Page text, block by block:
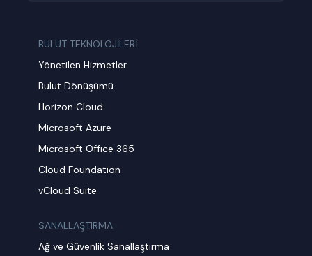
BULUT TEKNOLOJİLERİ
Yönetilen Hizmetler
Bulut Dönüşümü
Horizon Cloud
Microsoft Azure
Microsoft Office 365
Cloud Foundation
vCloud Suite
SANALLAŞTIRMA
Ağ ve Güvenlik Sanallaştırma